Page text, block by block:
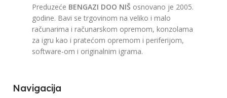
Preduzeće BENGAZI DOO NIŠ osnovano je 2005.
godine. Bavi se trgovinom na veliko i malo
računarima i računarskom opremom, konzolama
za igru kao i pratećom opremom i periferijom,
software-om i originalnim igrama.
Navigacija